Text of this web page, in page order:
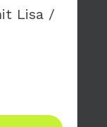
Lisa /